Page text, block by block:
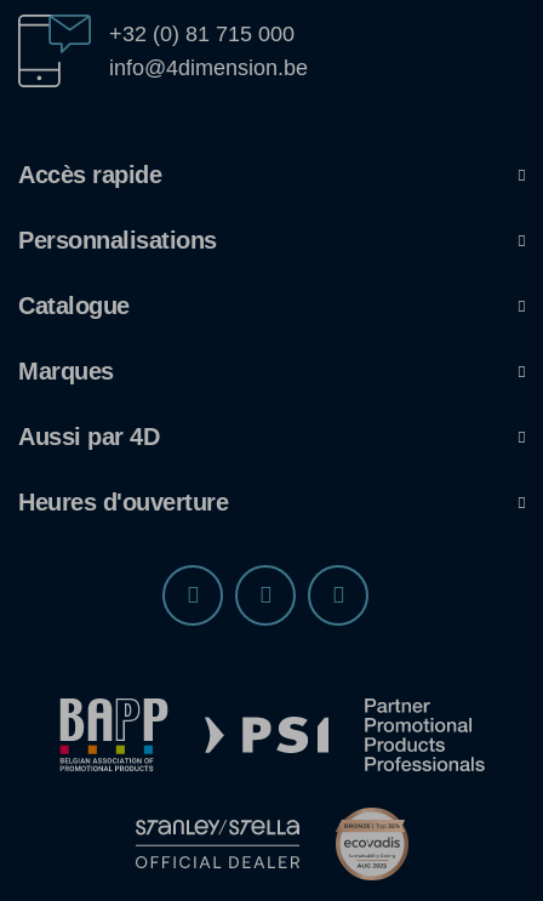
+32 (0) 81 715 000
info@4dimension.be
Accès rapide
Personnalisations
Catalogue
Marques
Aussi par 4D
Heures d'ouverture